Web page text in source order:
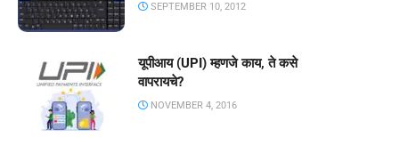
SEPTEMBER 10, 2012
यूपीआय (UPI) म्हणजे काय, ते कसे
वापरायचे?
NOVEMBER 4, 2016